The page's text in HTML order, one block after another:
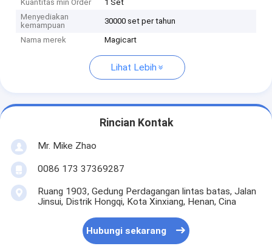
Kuantitas min Order
1 Set
Menyediakan
kemampuan
30000 set per tahun
Nama merek Magicart
Lihat Lebih
Rincian Kontak
Mr. Mike Zhao
0086 173 37369287
Ruang 1903, Gedung Perdagangan lintas batas, Jalan
Jinsui, Distrik Hongqi, Kota Xinxiang, Henan, Cina
Hubungi sekarang